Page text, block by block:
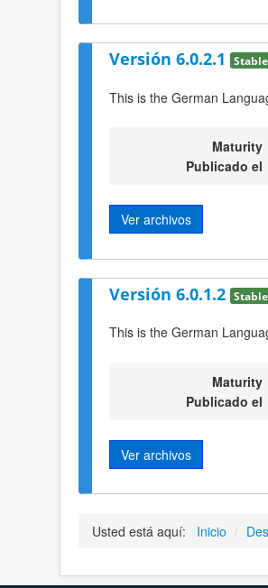
Versión 6.0.2.1 Stable
This is the German
Maturity
Publicado el
Ver archivos
Versión 6.0.1.2 Stable
This is the German
Maturity
Publicado el
Ver archivos
Usted está aquí: Inicio /